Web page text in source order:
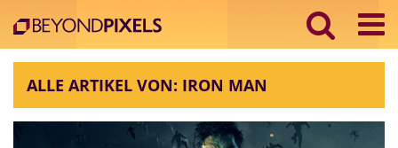
ALLE ARTIKEL VON: IRON MAN